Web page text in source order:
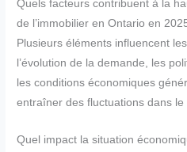
Quels facteurs contribuent à la
de l’immobilier en Ontario en
Plusieurs éléments influencent
l’évolution de la demande, les
les conditions économiques
entraîner des fluctuations dans le
Quel impact la situation